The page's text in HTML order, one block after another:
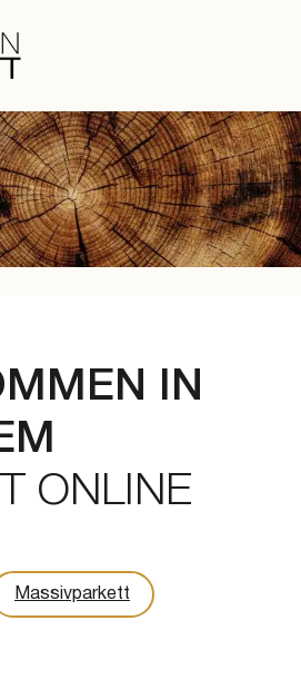
IN
ONLINE
Massivparkett